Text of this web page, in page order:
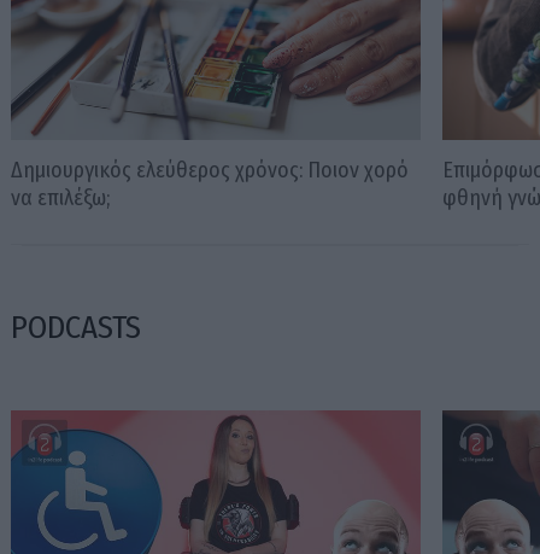
Δημιουργικός ελεύθερος χρόνος: Ποιον χορό
να επιλέξω;
φθηνή
PODCASTS